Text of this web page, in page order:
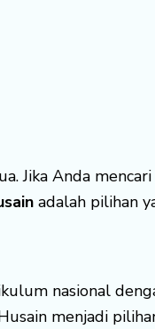
Jika Anda mencari
adalah pilihan
nasional
menjadi